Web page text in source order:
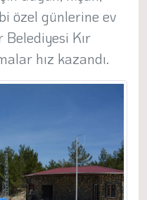
özel günlerine ev
Kır
hız kazandı.